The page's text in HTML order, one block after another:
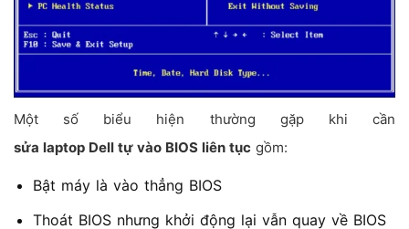
Một số biểu hiện thường gặp khi cần
sửa laptop Dell tự vào BIOS liên tục gồm:
Bật máy là vào thẳng BIOS
Thoát BIOS nhưng khởi động lại vẫn quay về BIOS